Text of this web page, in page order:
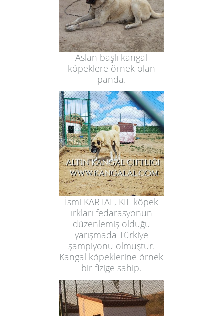
Aslan başlı kangal
köpeklere örnek olan
panda.
İsmi KARTAL, KIF köpek
ırkları fedarasyonun
düzenlemiş olduğu
yarışmada Türkiye
şampiyonu olmuştur.
Kangal köpeklerine örnek
bir fizige sahip.